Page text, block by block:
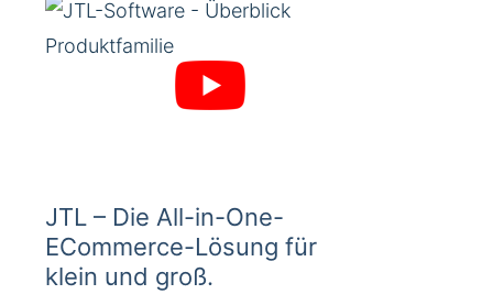
JTL – Die All-in-One-
ECommerce-Lösung für
klein und groß.